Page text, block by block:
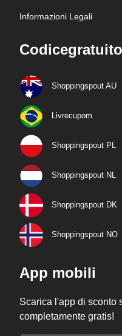
Informazioni Legali
Shoppingspout AU
Livrecupom
Shoppingspout PL
Shoppingspout NL
Shoppingspout DK
Shoppingspout NO
App mobili
Scarica l'app di sconto
completamente gratis!